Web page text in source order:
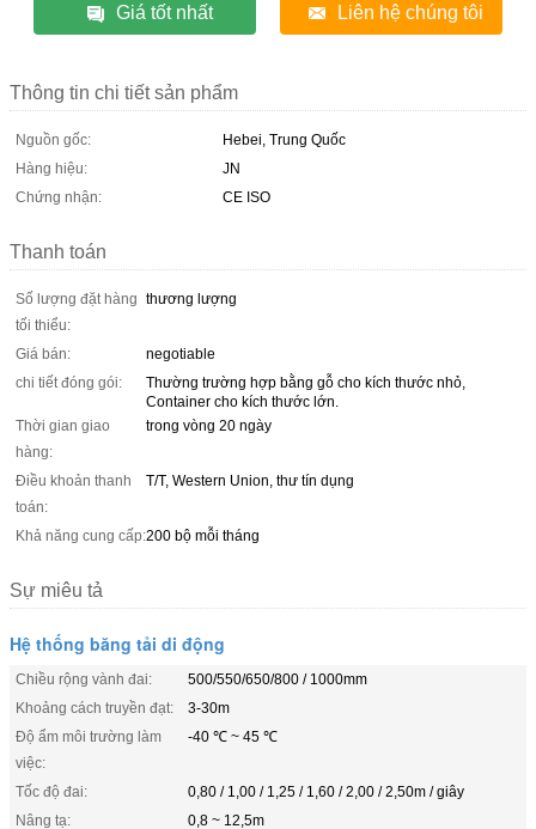
Giá tốt nhất Liên hệ chúng tôi
Thông tin chi tiết sản phẩm
Nguồn gốc:
Hebei, Trung Quốc
Hàng hiệu:
JN
Chứng nhận:
CE ISO
Thanh toán
Số lượng đặt hàng
tối thiểu:
thương lượng
Giá bán:
negotiable
chi tiết đóng gói:
Thường trường hợp bằng gỗ cho kích thước nhỏ,
Container cho kích thước lớn.
Thời gian giao
hàng:
trong vòng 20 ngày
Điều khoản thanh
toán:
T/T, Western Union, thư tín dụng
Khả năng cung cấp:200 bộ mỗi tháng
Sự miêu tả
Hệ thống băng tải di động
Chiều rộng vành đai:
500/550/650/800 / 1000mm
Khoảng cách truyền đạt:
3-30m
Độ ẩm môi trường làm
việc:
-40 ℃ ~ 45 ℃
Tốc độ đai:
0,80 / 1,00 / 1,25 / 1,60 / 2,00 / 2,50m / giây
Nâng tạ:
0,8 ~ 12,5m